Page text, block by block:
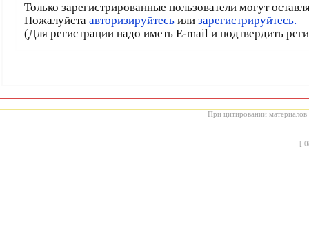
Только зарегистрированные пользователи могут
Пожалуйста авторизируйтесьили зарегистрируйтесь.
(Для регистрации надо иметь E-mail и подтвердить
При цитировании материалов
[